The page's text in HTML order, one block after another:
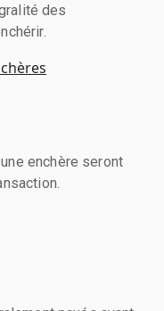
des
enchère seront